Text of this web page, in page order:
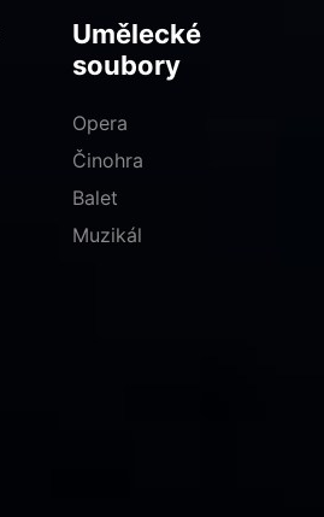
Umělecké
soubory
Opera
Činohra
Balet
Muzikál